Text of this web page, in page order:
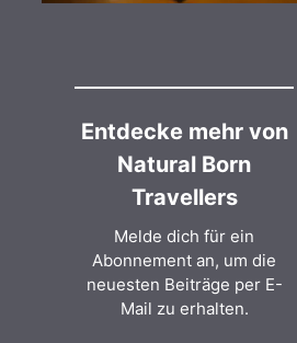
Entdecke mehr von
Natural Born
Travellers
Melde dich für ein
Abonnement an, um die
neuesten Beiträge per E-
Mail zu erhalten.